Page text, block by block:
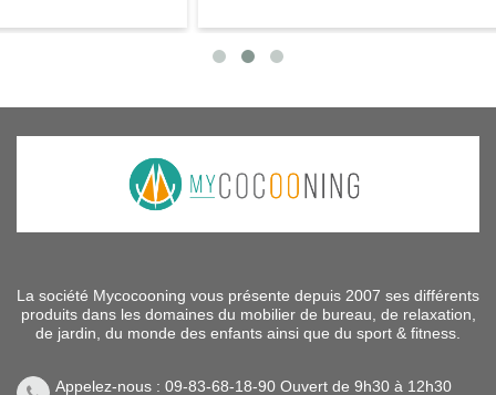
La société Mycocooning vous présente depuis 2007 ses différents
produits dans les domaines du mobilier de bureau, de relaxation,
de jardin, du monde des enfants ainsi que du sport & fitness.
Appelez-nous : 09-83-68-18-90 Ouvert de 9h30 à 12h30